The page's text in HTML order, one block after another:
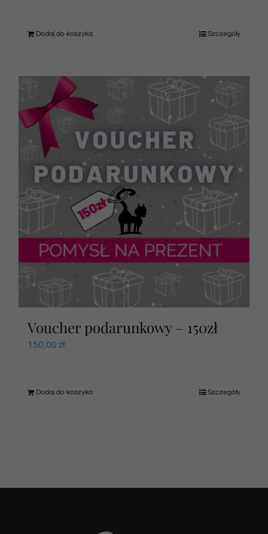
Dodaj do koszyka Szczegóły
Voucher podarunkowy – 150zł
150,00 zł
Dodaj do koszyka Szczegóły